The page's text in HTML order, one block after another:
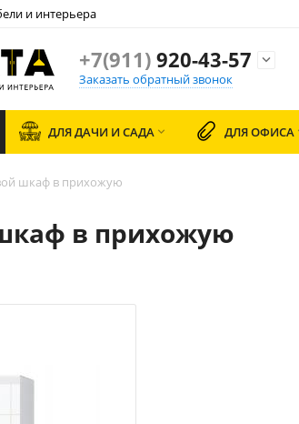
и интерьера
+7(911)920-43-57

Заказать обратный звонок
ДЛЯ ДАЧИ И САДА  ДЛЯ ОФИСА
шкаф в прихожую
в прихожую